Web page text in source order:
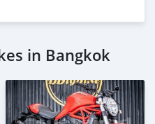
in Bangkok